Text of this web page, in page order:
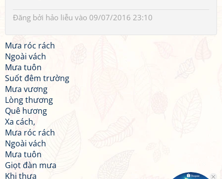
Đăng bởi hảo liễu vào 09/07/2016 23:10
Mưa róc rách
Ngoài vách
Mưa tuôn
Suốt đêm trường
Mưa vương
Lòng thương
Quê hương
Xa cách,
Mưa róc rách
Ngoài vách
Mưa tuôn
Giọt đàn mưa
Khi thưa